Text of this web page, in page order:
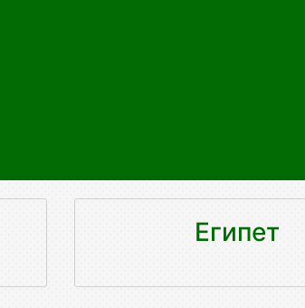
Египет